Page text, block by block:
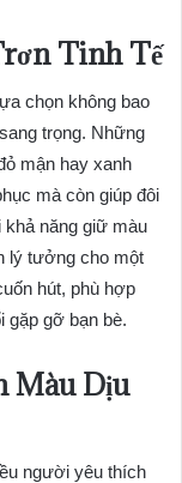
Tinh Tế
chọn không bao
trọng. Những
mận hay xanh
mà còn giúp đôi
khả năng giữ màu
lý tưởng cho một
hút, phù hợp
gặp gỡ bạn bè.
Màu Dịu
người yêu thích